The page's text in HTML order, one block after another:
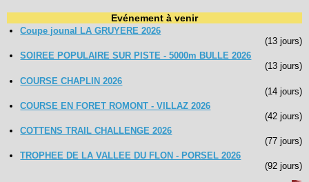
Evénement à venir
Coupe jounal LA GRUYERE 2026
(13 jours)
SOIREE POPULAIRE SUR PISTE - 5000m BULLE 2026
(13 jours)
COURSE CHAPLIN 2026
(14 jours)
COURSE EN FORET ROMONT - VILLAZ 2026
(42 jours)
COTTENS TRAIL CHALLENGE 2026
(77 jours)
TROPHEE DE LA VALLEE DU FLON - PORSEL 2026
(92 jours)